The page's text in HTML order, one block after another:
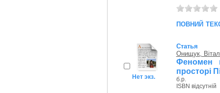
повний
Нет экз.
Статья
Онищук,
Феномен
просторі
б.р.
ISBN відсутній